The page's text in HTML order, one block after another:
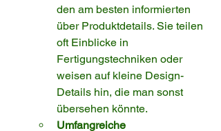
den am besten informierten
über Produktdetails. Sie teilen
oft Einblicke in
Fertigungstechniken oder
weisen auf kleine Design-
Details hin, die man sonst
übersehen könnte.
Umfangreiche